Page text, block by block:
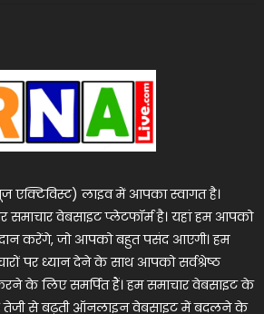
एक्टिविस्ट) लाइव में आपका स्वागत है।
वेबसाइट प्लेटफॉर्म है। यहां हम आपको
करेंगे, जो आपको बहुत पसंद आएगी। हम
पर ध्यान देने के साथ आपको सर्वश्रेष्ठ
के लिए समर्पित हैं। हम समाचार वेबसाइट के
से बढ़ती ऑनलाइन वेबसाइट में बदलने के